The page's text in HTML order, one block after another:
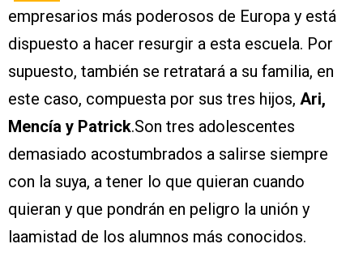
empresarios más poderosos de Europa y está
dispuesto a hacer resurgir a esta escuela. Por
supuesto, también se retratará a su familia, en
este caso, compuesta por sus tres hijos, Ari,
Mencía y Patrick.Son tres adolescentes
demasiado acostumbrados a salirse siempre
con la suya, a tener lo que quieran cuando
quieran y que pondrán en peligro la unión y
laamistad de los alumnos más conocidos.